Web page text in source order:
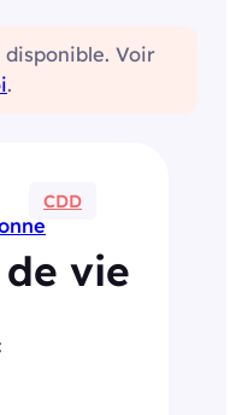
disponible. Voir
.
CDD
vie